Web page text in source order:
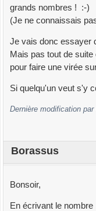
grands nombres ! :-)
(Je ne connaissais
Je vais donc essayer
Mais pas tout de
pour faire une virée
Si quelqu'un veut s'y
Dernière modification
Borassus
Bonsoir,
En écrivant le nombre